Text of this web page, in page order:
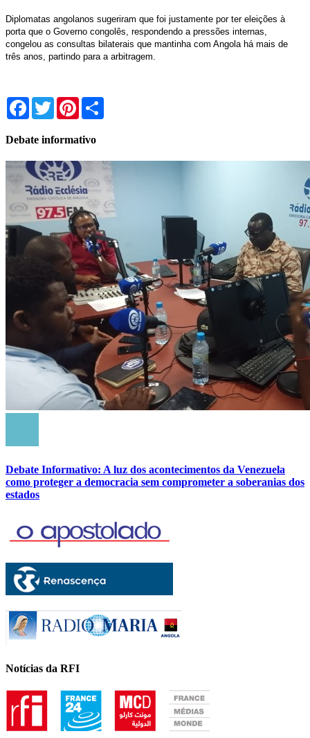
Diplomatas angolanos sugeriram que foi justamente por ter eleições à
porta que o Governo congolês, respondendo a pressões internas,
congelou as consultas bilaterais que mantinha com Angola há mais de
três anos, partindo para a arbitragem.
Facebook
TwitterPinterest
Debate informativo
Debate Informativo: A luz dos acontecimentos da Venezuela
como proteger a democracia sem comprometer a soberanias dos
estados
Notícias da RFI